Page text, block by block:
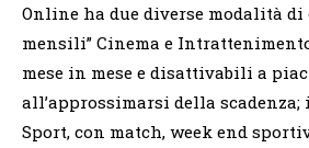
Online ha due diverse modalità di
mensili” Cinema e
mese in mese e disattivabili a
all’approssimarsi della scadenza;
Sport, con match, week end